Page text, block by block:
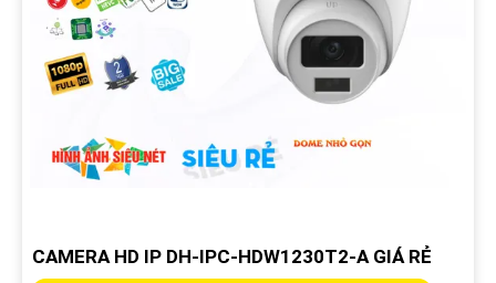
CAMERA HD IP DH-IPC-HDW1230T2-A GIÁ RẺ